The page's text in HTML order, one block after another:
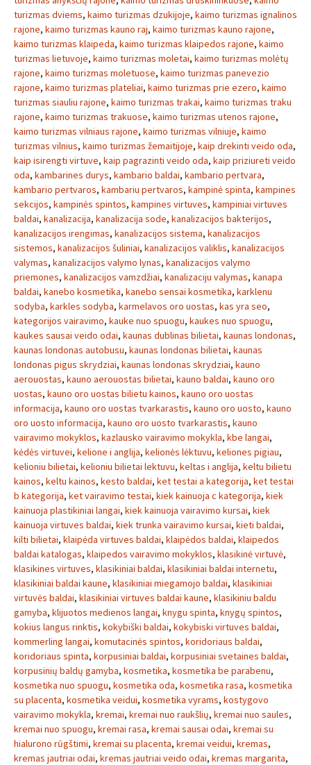
turizmas dviems, kaimo turizmas dzukijoje, kaimo turizmas ignalinos
rajone, kaimo turizmas kauno raj, kaimo turizmas kauno rajone,
kaimo turizmas klaipeda, kaimo turizmas klaipedos rajone, kaimo
turizmas lietuvoje, kaimo turizmas moletai, kaimo turizmas molėtų
rajone, kaimo turizmas moletuose, kaimo turizmas panevezio
rajone, kaimo turizmas plateliai, kaimo turizmas prie ezero, kaimo
turizmas siauliu rajone, kaimo turizmas trakai, kaimo turizmas traku
rajone, kaimo turizmas trakuose, kaimo turizmas utenos rajone,
kaimo turizmas vilniaus rajone, kaimo turizmas vilniuje, kaimo
turizmas vilnius, kaimo turizmas žemaitijoje, kaip drekinti veido oda,
kaip isirengti virtuve, kaip pagrazinti veido oda, kaip priziureti veido
oda, kambarines durys, kambario baldai, kambario pertvara,
kambario pertvaros, kambariu pertvaros, kampinė spinta, kampines
sekcijos, kampinės spintos, kampines virtuves, kampiniai virtuves
baldai, kanalizacija, kanalizacija sode, kanalizacijos bakterijos,
kanalizacijos irengimas, kanalizacijos sistema, kanalizacijos
sistemos, kanalizacijos šuliniai, kanalizacijos valiklis, kanalizacijos
valymas, kanalizacijos valymo lynas, kanalizacijos valymo
priemones, kanalizacijos vamzdžiai, kanalizaciju valymas, kanapa
baldai, kanebo kosmetika, kanebo sensai kosmetika, karklenu
sodyba, karkles sodyba, karmelavos oro uostas, kas yra seo,
kategorijos vairavimo, kauke nuo spuogu, kaukes nuo spuogu,
kaukes sausai veido odai, kaunas dublinas bilietai, kaunas londonas,
kaunas londonas autobusu, kaunas londonas bilietai, kaunas
londonas pigus skrydziai, kaunas londonas skrydziai, kauno
aerouostas, kauno aerouostas bilietai, kauno baldai, kauno oro
uostas, kauno oro uostas bilietu kainos, kauno oro uostas
informacija, kauno oro uostas tvarkarastis, kauno oro uosto, kauno
oro uosto informacija, kauno oro uosto tvarkarastis, kauno
vairavimo mokyklos, kazlausko vairavimo mokykla, kbe langai,
kėdės virtuvei, kelione i anglija, kelionės lėktuvu, keliones pigiau,
kelioniu bilietai, kelioniu bilietai lektuvu, keltas i anglija, keltu bilietu
kainos, keltu kainos, kesto baldai, ket testai a kategorija, ket testai
b kategorija, ket vairavimo testai, kiek kainuoja c kategorija, kiek
kainuoja plastikiniai langai, kiek kainuoja vairavimo kursai, kiek
kainuoja virtuves baldai, kiek trunka vairavimo kursai, kieti baldai,
kilti bilietai, klaipėda virtuves baldai, klaipėdos baldai, klaipedos
baldai katalogas, klaipedos vairavimo mokyklos, klasikinė virtuvė,
klasikines virtuves, klasikiniai baldai, klasikiniai baldai internetu,
klasikiniai baldai kaune, klasikiniai miegamojo baldai, klasikiniai
virtuvės baldai, klasikiniai virtuves baldai kaune, klasikiniu baldu
gamyba, klijuotos medienos langai, knygu spinta, knygų spintos,
kokius langus rinktis, kokybiški baldai, kokybiski virtuves baldai,
kommerling langai, komutacinės spintos, koridoriaus baldai,
koridoriaus spinta, korpusiniai baldai, korpusiniai svetaines baldai,
korpusinių baldų gamyba, kosmetika, kosmetika be parabenu,
kosmetika nuo spuogu, kosmetika oda, kosmetika rasa, kosmetika
su placenta, kosmetika veidui, kosmetika vyrams, kostygovo
vairavimo mokykla, kremai, kremai nuo raukšlių, kremai nuo saules,
kremai nuo spuogu, kremai rasa, kremai sausai odai, kremai su
hialurono rūgštimi, kremai su placenta, kremai veidui, kremas,
kremas jautriai odai, kremas jautriai veido odai, kremas margarita,